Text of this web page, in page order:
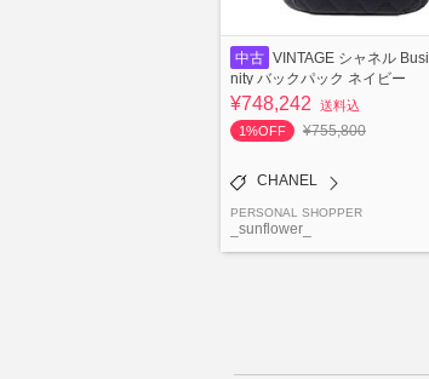
中古 VINTAGE シャネル
nity バックパック ネイビー
¥748,242
送料込
1%OFF
¥755,800
CHANEL
PERSONAL SHOPPER
_sunflower_